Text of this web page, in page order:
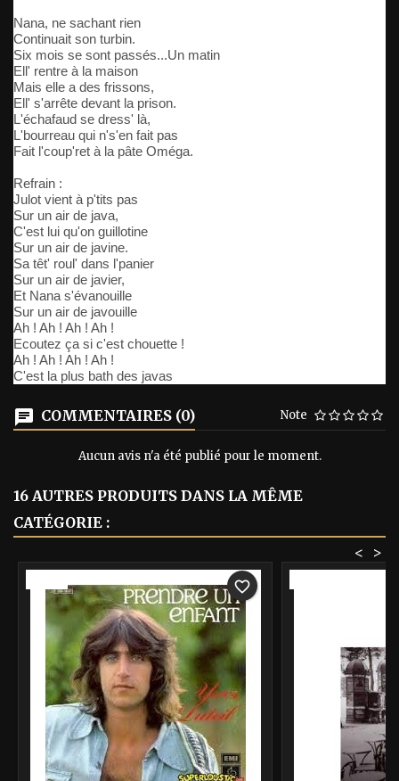
Nana, ne sachant rien
Continuait son turbin.
Six mois se sont passés...Un matin
Ell' rentre à la maison
Mais elle a des frissons,
Ell' s'arrête devant la prison.
L'échafaud se dress' là,
L'bourreau qui n's'en fait pas
Fait l'coup'ret à la pâte Oméga.
Refrain :
Julot vient à p'tits pas
Sur un air de java,
C'est lui qu'on guillotine
Sur un air de javine.
Sa têt' roul' dans l'panier
Sur un air de javier,
Et Nana s'évanouille
Sur un air de javouille
Ah ! Ah ! Ah ! Ah !
Ecoutez ça si c'est chouette !
Ah ! Ah ! Ah ! Ah !
C'est la plus bath des javas
COMMENTAIRES (0) Note
Aucun avis n'a été publié pour le moment.
16 AUTRES PRODUITS DANS LA MÊME
CATÉGORIE :
>
<
favorite_border